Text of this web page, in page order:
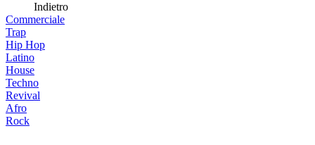
Indietro
Commerciale
Trap
Hip Hop
Latino
House
Techno
Revival
Afro
Rock